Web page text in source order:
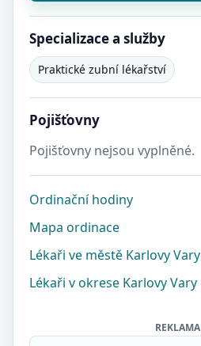
Specializace a služby
Praktické zubní lékařství
Pojišťovny
Pojišťovny nejsou vyplněné.
Ordinační hodiny
Mapa ordinace
Lékaři ve městě Karlovy Vary
Lékaři v okrese Karlovy Vary
REKLAMA